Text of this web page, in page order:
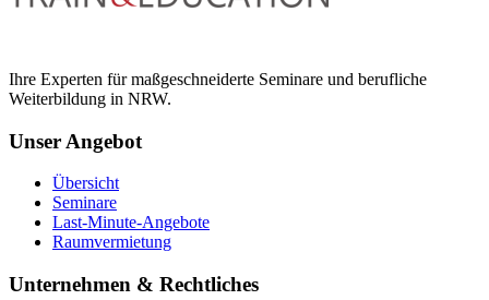
Ihre Experten für maßgeschneiderte Seminare und berufliche
Weiterbildung in NRW.
Unser Angebot
Übersicht
Seminare
Last-Minute-Angebote
Raumvermietung
Unternehmen & Rechtliches